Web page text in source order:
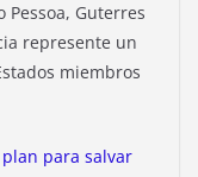
Guterres
represente un
miembros
plan para salvar